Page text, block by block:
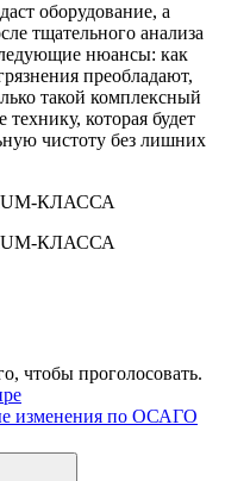
оборудование, а
тщательного анализа
нюансы: как
преобладают,
такой комплексный
которая будет
чистоту без лишних
чтобы проголосовать.
изменения по ОСАГО